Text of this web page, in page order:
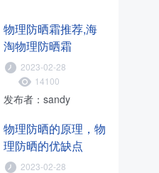
物理防晒霜推荐,海
淘物理防晒霜
2023-02-28
14100
发布者：sandy
物理防晒的原理，物
理防晒的优缺点
2023-02-28